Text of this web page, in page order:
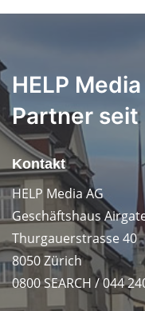
HELP
Partner seit
Kontakt
HELP Media AG
Geschäftshaus
Thurgauerstrasse 40
8050 Zürich
0800 SEARCH / 044